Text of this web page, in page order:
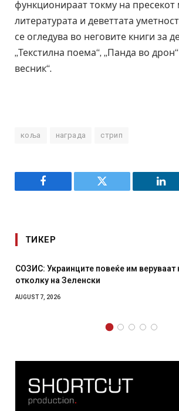
функционираат токму на пресекот
литературата и деветтата
се огледува во неговите книги за
„Текстилна поема“, „Панда во
весник“.
коља награда стрип
Facebook Twitter
ТИКЕР
Рачна бомба експлодира пред зграда
српски град – оштетени автомобили и
AUGUST 6, 2026